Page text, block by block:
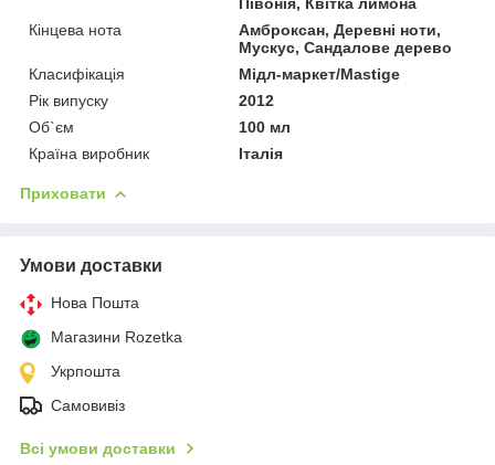
Кінцева нота
Амброксан, Деревні ноти,
Мускус, Сандалове дерево
Класифікація
Мідл-маркет/Mastige
Рік випуску
2012
Об`єм
100 мл
Країна виробник
Італія
Приховати
Умови доставки
Нова Пошта
Магазини Rozetka
Укрпошта
Самовивіз
Всі умови доставки